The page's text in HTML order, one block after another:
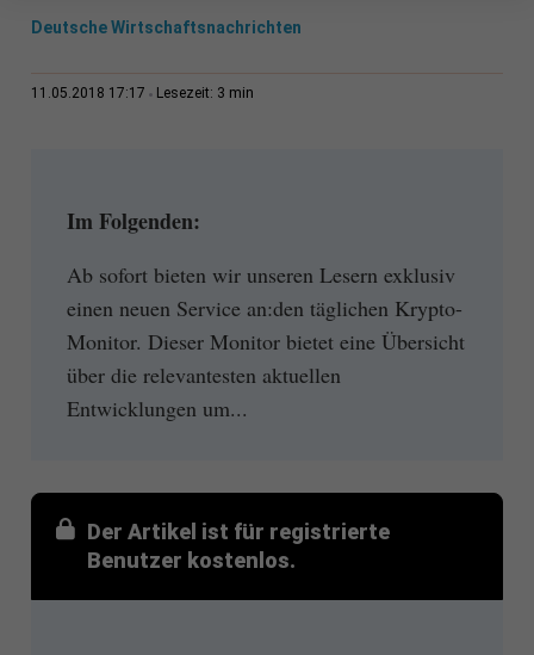
Deutsche Wirtschaftsnachrichten
11.05.2018 17:17 Lesezeit: 3 min
Im Folgenden:
Ab sofort bieten wir unseren Lesern exklusiv
einen neuen Service an:den täglichen Krypto-
Monitor. Dieser Monitor bietet eine Übersicht
über die relevantesten aktuellen
Entwicklungen um...
Der Artikel ist für registrierte
Benutzer kostenlos.